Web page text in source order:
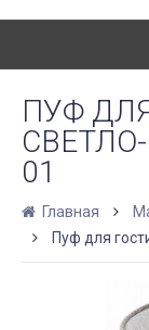
ПУФ
01
Главная
Пуф для